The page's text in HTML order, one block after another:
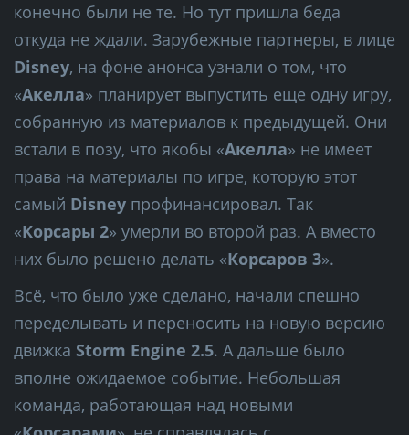
конечно были не те. Но тут пришла беда
откуда не ждали. Зарубежные партнеры, в лице
Disney, на фоне анонса узнали о том, что
«Акелла» планирует выпустить еще одну игру,
собранную из материалов к предыдущей. Они
встали в позу, что якобы «Акелла» не имеет
права на материалы по игре, которую этот
самый Disney профинансировал. Так
«Корсары 2» умерли во второй раз. А вместо
них было решено делать «Корсаров 3».
Всё, что было уже сделано, начали спешно
переделывать и переносить на новую версию
движка Storm Engine 2.5. А дальше было
вполне ожидаемое событие. Небольшая
команда, работающая над новыми